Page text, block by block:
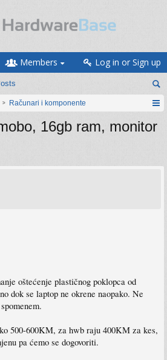
Members Log in or Sign up
Računari i komponente
16gb ram, monitor
oštećenje plastičnog poklopca od
dok se laptop ne okrene naopako. Ne
500-600KM, za hwb raju 400KM za kes,
pa ćemo se dogovoriti.